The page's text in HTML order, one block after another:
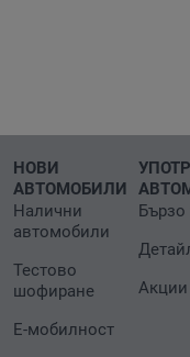
НОВИ
АВТОМОБИЛИ
Налични
автомобили
Тестово
шофиране
Е-мобилност
Бързо
Акции